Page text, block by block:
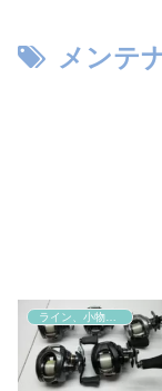
メンテ
ライン、小物その他